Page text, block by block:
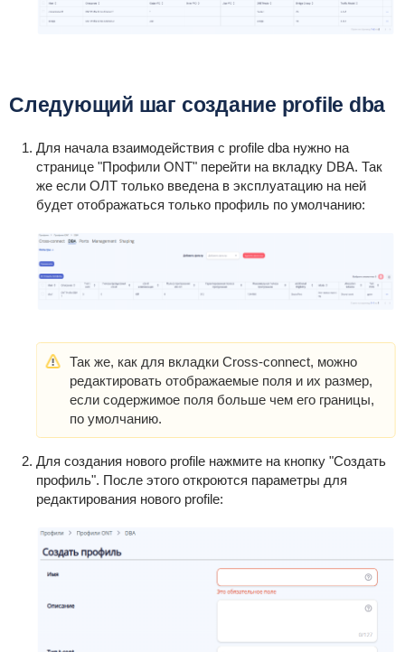
Следующий шаг создание profile dba
Для начала взаимодействия с profile dba нужно на
странице "Профили ONT" перейти на вкладку DBA. Так
же если ОЛТ только введена в эксплуатацию на ней
будет отображаться только профиль по умолчанию:
Так же, как для вкладки Cross-connect, можно
редактировать отображаемые поля и их размер,
если содержимое поля больше чем его границы,
по умолчанию.
Для создания нового profile нажмите на кнопку "Создать
профиль". После этого откроются параметры для
редактирования нового profile: